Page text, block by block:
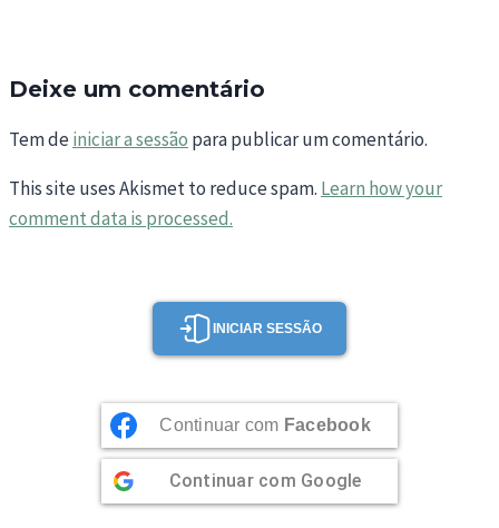
Deixe um comentário
Tem deiniciar a sessão para publicar um comentário.
This site uses Akismet to reduce spam. Learn how your
comment data is processed.
INICIAR SESSÃO
Continuar com Facebook
Continuar com Google